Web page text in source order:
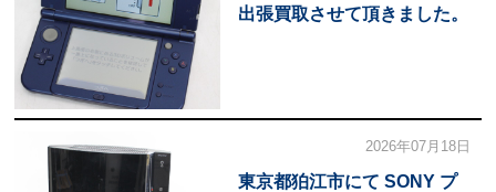
出張買取させて頂きました。
2026年07月18日
東京都狛江市にて SONY プ